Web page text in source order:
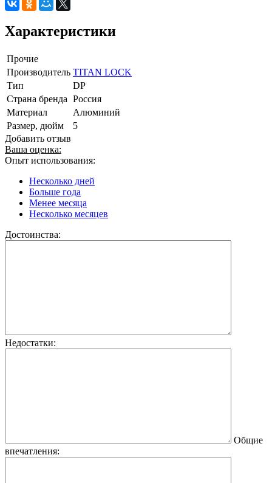
Характеристики
Прочие
Производитель TITAN LOCK
Тип
DР
Страна бренда Россия
Материал
Алюминий
Размер, дюйм
5
Добавить отзыв
Ваша оценка:
Опыт использования:
Несколько дней
Больше года
Менее месяца
Несколько месяцев
Достоинства:
Недостатки:
Общие
впечатления: